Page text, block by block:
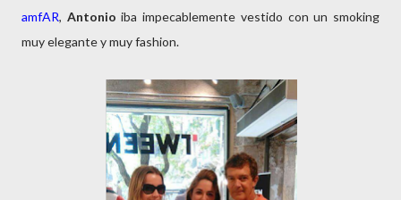
amfAR, Antonio iba impecablemente vestido con un smoking
muy elegante y muy fashion.